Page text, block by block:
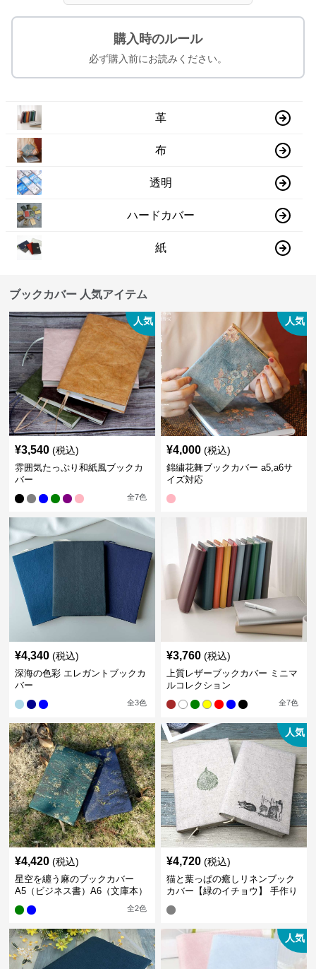
購入時のルール
必ず購入前にお読みください。
革
布
透明
ハードカバー
紙
ブックカバー 人気アイテム
人気
¥3,540 (税込)
雰囲気たっぷり和紙風ブックカ
バー
全7色
人気
¥4,000 (税込)
錦繍花舞ブックカバー a5,a6サ
イズ対応
¥4,340 (税込)
深海の色彩 エレガントブックカ
バー
全3色
¥3,760 (税込)
上質レザーブックカバー ミニマ
ルコレクション
全7色
¥4,420 (税込)
星空を纏う麻のブックカバー
A5（ビジネス書）A6（文庫本）
全2色
人気
¥4,720 (税込)
猫と葉っぱの癒しリネンブック
カバー【緑のイチョウ】 手作り
人気